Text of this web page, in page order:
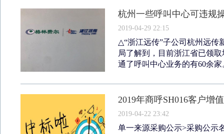
杭州一些呼叫中心可违规
2019-04-29 22:15
△“浙江远传”子公司杭州远传
局了解到，目前浙江省已领
通了呼叫中心业务的有60余
2019年商呼SH016客户增
2019-04-22 23:42
单一来源采购公示>采购公示